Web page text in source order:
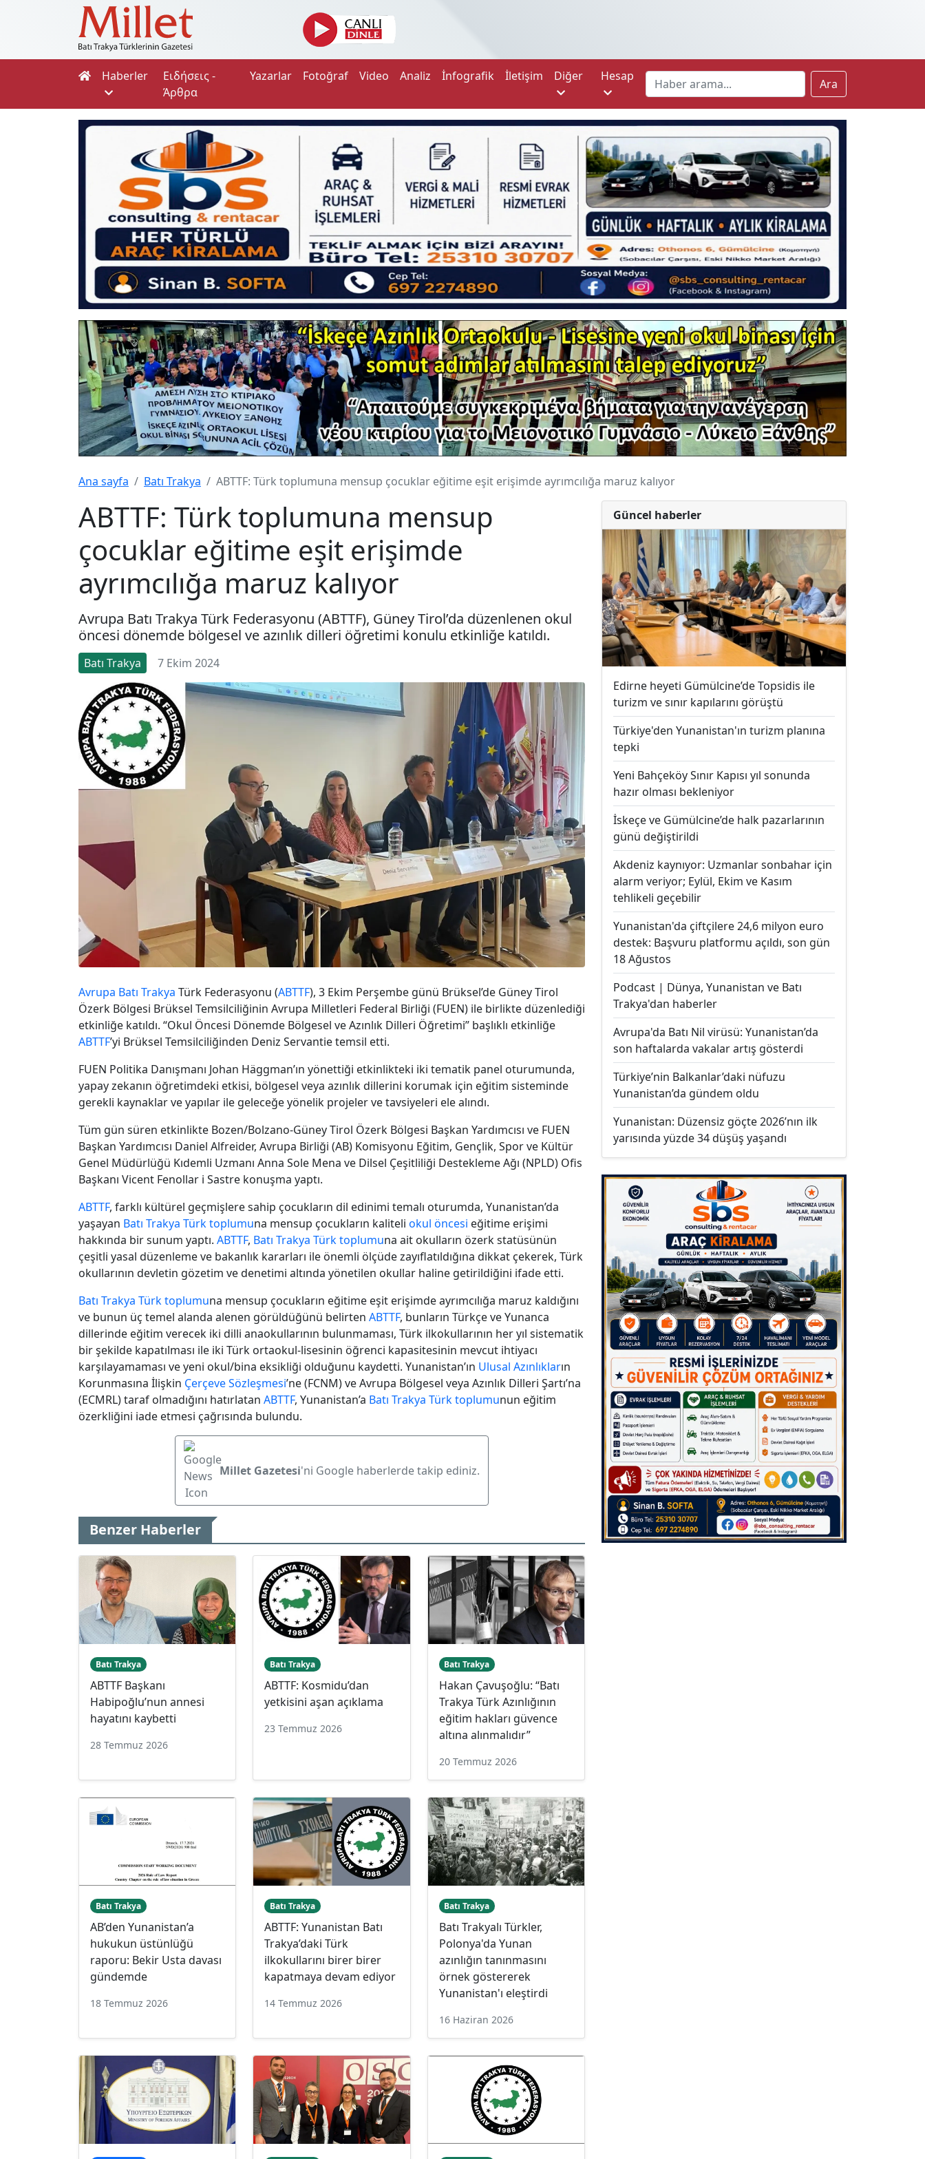
Haberler
Ειδήσεις -
Άρθρα
Yazarlar Fotoğraf Video Analiz İnfografik İletişim Diğer Hesap
Ara
Ana sayfa Batı Trakya ABTTF: Türk toplumuna mensup çocuklar eğitime eşit erişimde ayrımcılığa maruz kalıyor
ABTTF: Türk toplumuna mensup
çocuklar eğitime eşit erişimde
ayrımcılığa maruz kalıyor
Avrupa Batı Trakya Türk Federasyonu (ABTTF), Güney Tirol’da düzenlenen okul
öncesi dönemde bölgesel ve azınlık dilleri öğretimi konulu etkinliğe katıldı.
Batı Trakya 7 Ekim 2024
Avrupa Batı Trakya Türk Federasyonu (ABTTF), 3 Ekim Perşembe günü Brüksel’de Güney Tirol
Özerk Bölgesi Brüksel Temsilciliğinin Avrupa Milletleri Federal Birliği (FUEN) ile birlikte düzenlediği
etkinliğe katıldı. “Okul Öncesi Dönemde Bölgesel ve Azınlık Dilleri Öğretimi” başlıklı etkinliğe
ABTTF’yi Brüksel Temsilciliğinden Deniz Servantie temsil etti.
FUEN Politika Danışmanı Johan Häggman’ın yönettiği etkinlikteki iki tematik panel oturumunda,
yapay zekanın öğretimdeki etkisi, bölgesel veya azınlık dillerini korumak için eğitim sisteminde
gerekli kaynaklar ve yapılar ile geleceğe yönelik projeler ve tavsiyeleri ele alındı.
Tüm gün süren etkinlikte Bozen/Bolzano-Güney Tirol Özerk Bölgesi Başkan Yardımcısı ve FUEN
Başkan Yardımcısı Daniel Alfreider, Avrupa Birliği (AB) Komisyonu Eğitim, Gençlik, Spor ve Kültür
Genel Müdürlüğü Kıdemli Uzmanı Anna Sole Mena ve Dilsel Çeşitliliği Destekleme Ağı (NPLD) Ofis
Başkanı Vicent Fenollar i Sastre konuşma yaptı.
ABTTF, farklı kültürel geçmişlere sahip çocukların dil edinimi temalı oturumda, Yunanistan’da
yaşayan Batı Trakya Türk toplumuna mensup çocukların kaliteli okul öncesi eğitime erişimi
hakkında bir sunum yaptı. ABTTF, Batı Trakya Türk toplumuna ait okulların özerk statüsünün
çeşitli yasal düzenleme ve bakanlık kararları ile önemli ölçüde zayıflatıldığına dikkat çekerek, Türk
okullarının devletin gözetim ve denetimi altında yönetilen okullar haline getirildiğini ifade etti.
Batı Trakya Türk toplumuna mensup çocukların eğitime eşit erişimde ayrımcılığa maruz kaldığını
ve bunun üç temel alanda alenen görüldüğünü belirten ABTTF, bunların Türkçe ve Yunanca
dillerinde eğitim verecek iki dilli anaokullarının bulunmaması, Türk ilkokullarının her yıl sistematik
bir şekilde kapatılması ile iki Türk ortaokul-lisesinin öğrenci kapasitesinin mevcut ihtiyacı
karşılayamaması ve yeni okul/bina eksikliği olduğunu kaydetti. Yunanistan’ın Ulusal Azınlıkların
Korunmasına İlişkin Çerçeve Sözleşmesi’ne (FCNM) ve Avrupa Bölgesel veya Azınlık Dilleri Şartı’na
(ECMRL) taraf olmadığını hatırlatan ABTTF, Yunanistan’a Batı Trakya Türk toplumunun eğitim
özerkliğini iade etmesi çağrısında bulundu.
Millet Gazetesi'ni Google haberlerde takip ediniz.
Benzer Haberler
Batı Trakya
ABTTF Başkanı
Habipoğlu’nun annesi
hayatını kaybetti
28 Temmuz 2026
Batı Trakya
ABTTF: Kosmidu’dan
yetkisini aşan açıklama
23 Temmuz 2026
Batı Trakya
Hakan Çavuşoğlu: “Batı
Trakya Türk Azınlığının
eğitim hakları güvence
altına alınmalıdır”
20 Temmuz 2026
Batı Trakya
AB’den Yunanistan’a
hukukun üstünlüğü
raporu: Bekir Usta davası
gündemde
18 Temmuz 2026
Batı Trakya
ABTTF: Yunanistan Batı
Trakya’daki Türk
ilkokullarını birer birer
kapatmaya devam ediyor
14 Temmuz 2026
Batı Trakya
Batı Trakyalı Türkler,
Polonya'da Yunan
azınlığın tanınmasını
örnek göstererek
Yunanistan'ı eleştirdi
16 Haziran 2026
Güncel haberler
Edirne heyeti Gümülcine’de Topsidis ile
turizm ve sınır kapılarını görüştü
Türkiye'den Yunanistan'ın turizm planına
tepki
Yeni Bahçeköy Sınır Kapısı yıl sonunda
hazır olması bekleniyor
İskeçe ve Gümülcine’de halk pazarlarının
günü değiştirildi
Akdeniz kaynıyor: Uzmanlar sonbahar için
alarm veriyor; Eylül, Ekim ve Kasım
tehlikeli geçebilir
Yunanistan'da çiftçilere 24,6 milyon euro
destek: Başvuru platformu açıldı, son gün
18 Ağustos
Podcast | Dünya, Yunanistan ve Batı
Trakya'dan haberler
Avrupa'da Batı Nil virüsü: Yunanistan’da
son haftalarda vakalar artış gösterdi
Türkiye’nin Balkanlar’daki nüfuzu
Yunanistan’da gündem oldu
Yunanistan: Düzensiz göçte 2026’nın ilk
yarısında yüzde 34 düşüş yaşandı